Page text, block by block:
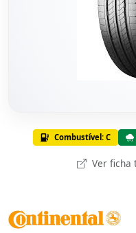
Combustível: C
Ver ficha